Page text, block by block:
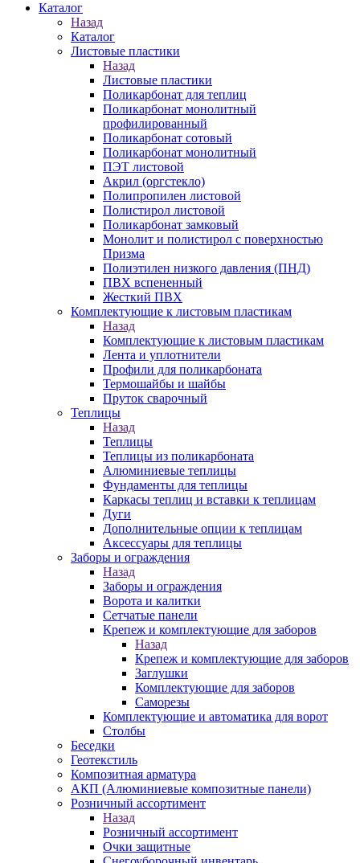
Каталог
Назад
Каталог
Листовые пластики
Назад
Листовые пластики
Поликарбонат для теплиц
Поликарбонат монолитный
профилированный
Поликарбонат сотовый
Поликарбонат монолитный
ПЭТ листовой
Акрил (оргстекло)
Полипропилен листовой
Полистирол листовой
Поликарбонат замковый
Монолит и полистирол с поверхностью
Призма
Полиэтилен низкого давления (ПНД)
ПВХ вспененный
Жесткий ПВХ
Комплектующие к листовым пластикам
Назад
Комплектующие к листовым пластикам
Лента и уплотнители
Профили для поликарбоната
Термошайбы и шайбы
Пруток сварочный
Теплицы
Назад
Теплицы
Теплицы из поликарбоната
Алюминиевые теплицы
Фундаменты для теплицы
Каркасы теплиц и вставки к теплицам
Дуги
Дополнительные опции к теплицам
Аксессуары для теплицы
Заборы и ограждения
Назад
Заборы и ограждения
Ворота и калитки
Сетчатые панели
Крепеж и комплектующие для заборов
Назад
Крепеж и комплектующие для заборов
Заглушки
Комплектующие для заборов
Саморезы
Комплектующие и автоматика для ворот
Столбы
Беседки
Геотекстиль
Композитная арматура
АКП (Алюминиевые композитные панели)
Розничный ассортимент
Назад
Розничный ассортимент
Очки защитные